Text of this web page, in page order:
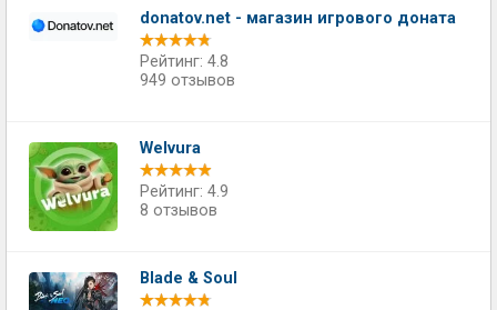
donatov.net - магазин игрового доната
Рейтинг: 4.8
949 отзывов
Welvura
Рейтинг: 4.9
8 отзывов
Blade & Soul